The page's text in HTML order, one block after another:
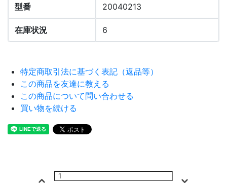
型番 20040213
在庫状況 6
特定商取引法に基づく表記（返品等）
この商品を友達に教える
この商品について問い合わせる
買い物を続ける